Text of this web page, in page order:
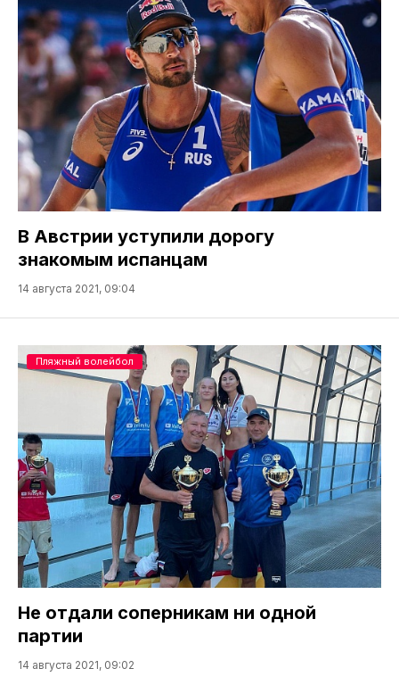
В Австрии уступили дорогу
знакомым испанцам
14 августа 2021, 09:04
Не отдали соперникам ни одной
партии
14 августа 2021, 09:02
Пляжный волейбол